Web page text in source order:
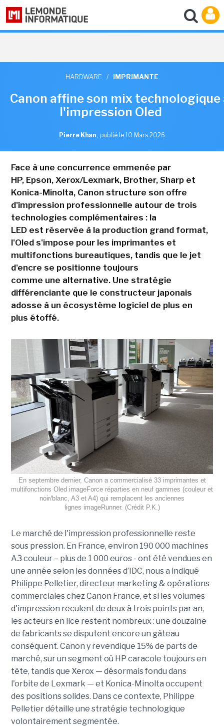
HARDWARE / IMPRIMANTE
Canon affine son mix technologique
l'impression Oled
Pierre Khan , publié le 10 Mars 2026
Face à une concurrence emmenée par
HP, Epson, Xerox/Lexmark, Brother, Sharp et
Konica-Minolta, Canon structure son offre
d'impression professionnelle autour de trois
technologies complémentaires : la
LED est réservée à la production grand format,
l'Oled s'impose pour les imprimantes et
multifonctions bureautiques, tandis que le jet
d'encre se positionne toujours
comme une alternative. Une stratégie
différenciante que le constructeur japonais
adosse à un écosystème logiciel de plus en
plus étoffé.
En septembre dernier, Canon a commercialisé 33 imprimantes et
multifonctions Oled imageForce réparties en neuf gammes (couleur et
noir/blanc, A3 et A4) qui remplacent les anciennes
lignes imageRunner. (Crédit P.K.)
Le marché de l'impression professionnelle reste
sous pression. En France, environ 190 000 machines
A3 couleur – plus de 1 000 euros - ont été vendues en
une année selon les données d’IDC, nous a indiqué
Philippe Pelletier, directeur marketing & opérations
commerciales chez Canon France, et si les volumes
d'impression reculent de deux à trois points par an,
les acteurs en lice restent nombreux : une douzaine
de fabricants se disputent encore un gâteau
conséquent. Canon y revendique 15% de parts de
marché, sur un segment où HP caracole toujours en
tête, tandis que Xerox — désormais fondu dans
l'orbite de Lexmark — et Konica-Minolta occupent
des positions solides. Dans ce contexte, Philippe
Pelletier détaille une stratégie technologique
volontairement segmentée.